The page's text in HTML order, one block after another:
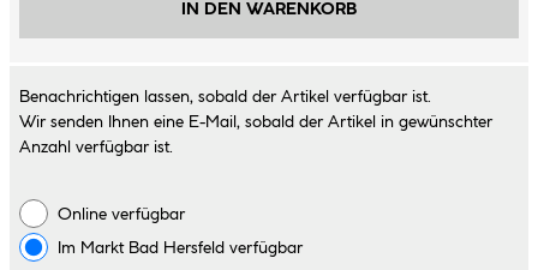
IN DEN WARENKORB
Benachrichtigen lassen, sobald der Artikel verfügbar ist.
Wir senden Ihnen eine E-Mail, sobald der Artikel in gewünschter
Anzahl verfügbar ist.
Online verfügbar
Im Markt Bad Hersfeld verfügbar